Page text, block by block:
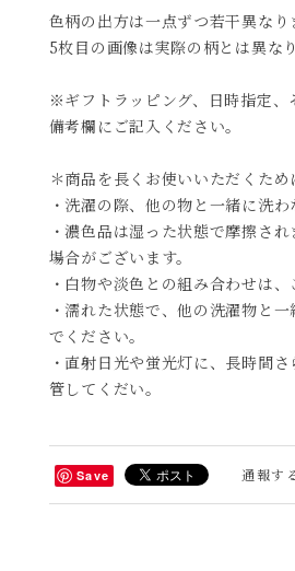
色柄の出方は一点ずつ若干異なり
5枚目の画像は実際の柄とは異なり
※ギフトラッピング、日時指定、
備考欄にご記入ください。
＊商品を長くお使いいただくため
・洗濯の際、他の物と一緒に洗わ
・濃色品は湿った状態で摩擦さ
場合がございます。
・白物や淡色との組み合わせは、
・濡れた状態で、他の洗濯物と
でください。
・直射日光や蛍光灯に、長時間
管してくだい。
Save 通報す